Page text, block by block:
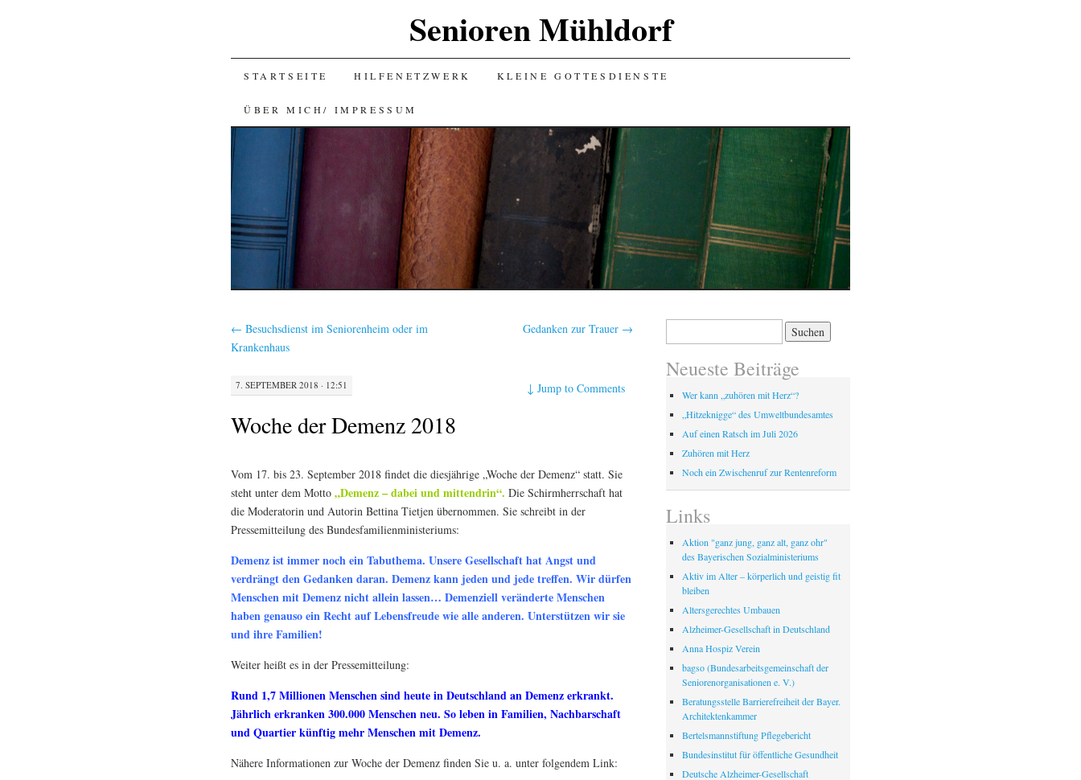
Senioren Mühldorf
SKIP
TO
CONTENT
STARTSEITE HILFENETZWERK KLEINE GOTTESDIENSTE
ÜBER MICH/ IMPRESSUM
← Besuchsdienst im Seniorenheim oder im
Krankenhaus
Gedanken zur Trauer →
7. SEPTEMBER 2018 · 12:51 ↓Jump to Comments
Woche der Demenz 2018
Vom 17. bis 23. September 2018 findet die diesjährige „Woche der Demenz“ statt. Sie
steht unter dem Motto „Demenz – dabei und mittendrin“. Die Schirmherrschaft hat
die Moderatorin und Autorin Bettina Tietjen übernommen. Sie schreibt in der
Pressemitteilung des Bundesfamilienministeriums:
Demenz ist immer noch ein Tabuthema. Unsere Gesellschaft hat Angst und
verdrängt den Gedanken daran. Demenz kann jeden und jede treffen. Wir dürfen
Menschen mit Demenz nicht allein lassen… Demenziell veränderte Menschen
haben genauso ein Recht auf Lebensfreude wie alle anderen. Unterstützen wir sie
und ihre Familien!
Weiter heißt es in der Pressemitteilung:
Rund 1,7 Millionen Menschen sind heute in Deutschland an Demenz erkrankt.
Jährlich erkranken 300.000 Menschen neu. So leben in Familien, Nachbarschaft
und Quartier künftig mehr Menschen mit Demenz.
Nähere Informationen zur Woche der Demenz finden Sie u. a. unter folgendem Link:
Neueste Beiträge
Wer kann „zuhören mit Herz“?
„Hitzeknigge“ des Umweltbundesamtes
Auf einen Ratsch im Juli 2026
Zuhören mit Herz
Noch ein Zwischenruf zur Rentenreform
Links
Aktion "ganz jung, ganz alt, ganz ohr"
des Bayerischen Sozialministeriums
Aktiv im Alter – körperlich und geistig fit
bleiben
Altersgerechtes Umbauen
Alzheimer-Gesellschaft in Deutschland
Anna Hospiz Verein
bagso (Bundesarbeitsgemeinschaft der
Seniorenorganisationen e. V.)
Beratungsstelle Barrierefreiheit der Bayer.
Architektenkammer
Bertelsmannstiftung Pflegebericht
Bundesinstitut für öffentliche Gesundheit
Deutsche Alzheimer-Gesellschaft